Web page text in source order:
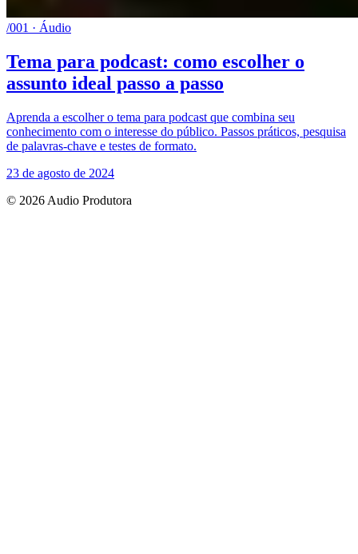
/001 · Áudio
Tema para podcast: como escolher o
assunto ideal passo a passo
Aprenda a escolher o tema para podcast que combina seu
conhecimento com o interesse do público. Passos práticos, pesquisa
de palavras-chave e testes de formato.
23 de agosto de 2024
© 2026 Audio Produtora